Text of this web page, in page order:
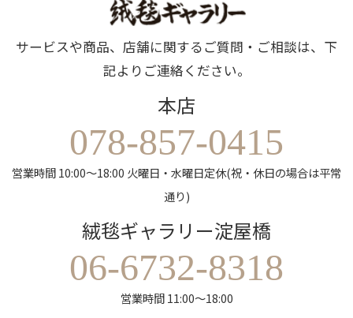
サービスや商品、店舗に関するご質問・ご相談は、下
記よりご連絡ください。
本店
078-857-0415
営業時間 10:00～18:00 火曜日・水曜日定休(祝・休日の場合は平常
通り)
絨毯ギャラリー淀屋橋
06-6732-8318
営業時間 11:00～18:00